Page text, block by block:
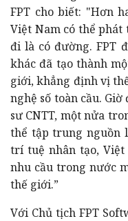
FPT cho biết: "Hơn
Việt Nam có thể
đi là có đường. FPT
khác đã tạo thành
giới, khẳng định vị
nghệ số toàn cầu.
sư CNTT, một nửa
thể tập trung nguồn
trí tuệ nhân tạo,
nhu cầu trong nước
thế giới.”
Với Chủ tịch FPT